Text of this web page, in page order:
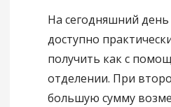
На сегодняшний
доступно
получить как с
отделении. При
большую сумму